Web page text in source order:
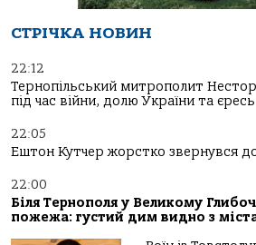
СТРІЧКА НОВИН
22:12
Тернопільський митрополит
під час війни, долю України та
22:05
Ештон Кутчер жорстко звернувся до
22:00
Біля Тернополя у Великому
пожежа: густий дим видно з